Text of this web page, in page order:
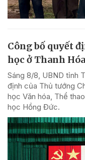
Công bố quyết
học ở Thanh Hóa
Sáng 8/8, UBND tỉnh
định của Thủ tướng
học Văn hóa, Thể
học Hồng Đức.